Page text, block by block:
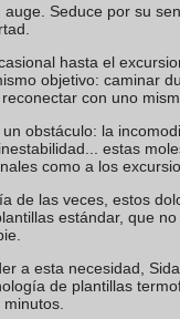
Seduce por su
hasta el
objetivo: caminar
con uno
obstáculo: la
estas
como a los
de las veces, estos
estándar, que
a esta necesidad,
de plantillas